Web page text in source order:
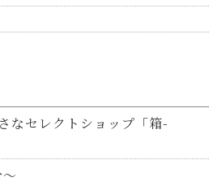
なセレクトショップ「箱-